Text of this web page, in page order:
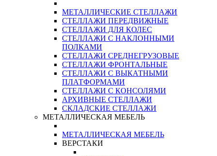
МЕТАЛЛИЧЕСКИЕ СТЕЛЛАЖИ
СТЕЛЛАЖИ ПЕРЕДВИЖНЫЕ
СТЕЛЛАЖИ ДЛЯ КОЛЕС
СТЕЛЛАЖИ С НАКЛОННЫМИ
ПОЛКАМИ
СТЕЛЛАЖИ СРЕДНЕГРУЗОВЫЕ
СТЕЛЛАЖИ ФРОНТАЛЬНЫЕ
СТЕЛЛАЖИ С ВЫКАТНЫМИ
ПЛАТФОРМАМИ
СТЕЛЛАЖИ С КОНСОЛЯМИ
АРХИВНЫЕ СТЕЛЛАЖИ
СКЛАДСКИЕ СТЕЛЛАЖИ
МЕТАЛЛИЧЕСКАЯ МЕБЕЛЬ
МЕТАЛЛИЧЕСКАЯ МЕБЕЛЬ
ВЕРСТАКИ